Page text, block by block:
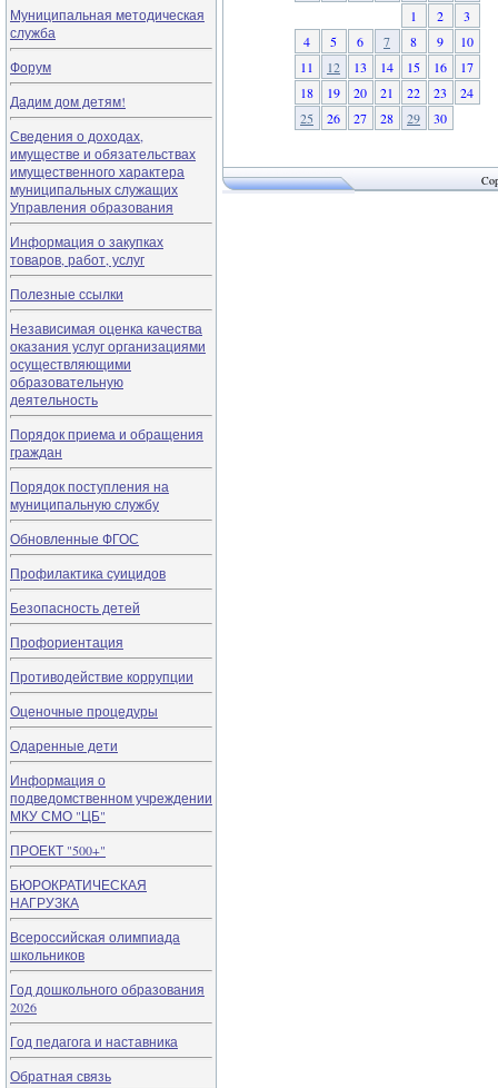
Муниципальная методическая
служба
Форум
Дадим дом детям!
Сведения о доходах,
имуществе и обязательствах
имущественного характера
муниципальных служащих
Управления образования
Информация о закупках
товаров, работ, услуг
Полезные ссылки
Независимая оценка качества
оказания услуг организациями
осуществляющими
образовательную
деятельность
Порядок приема и обращения
граждан
Порядок поступления на
муниципальную службу
Обновленные ФГОС
Профилактика суицидов
Безопасность детей
Профориентация
Противодействие коррупции
Оценочные процедуры
Одаренные дети
Информация о
подведомственном учреждении
МКУ СМО "ЦБ"
ПРОЕКТ "500+"
БЮРОКРАТИЧЕСКАЯ
НАГРУЗКА
Всероссийская олимпиада
школьников
Год дошкольного образования
2026
Год педагога и наставника
Обратная связь
1 2
3
4
5 6 7 8 9
10
11
12 13 14 15 16
17
18
19 20 21 22 23
24
25
26 27 28 29 30